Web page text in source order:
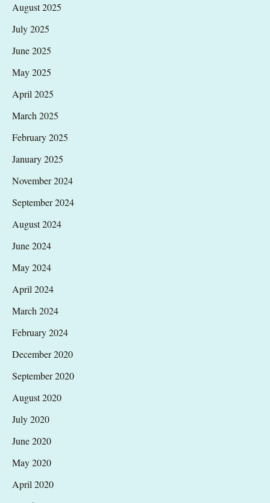
August 2025
July 2025
June 2025
May 2025
April 2025
March 2025
February 2025
January 2025
November 2024
September 2024
August 2024
June 2024
May 2024
April 2024
March 2024
February 2024
December 2020
September 2020
August 2020
July 2020
June 2020
May 2020
April 2020